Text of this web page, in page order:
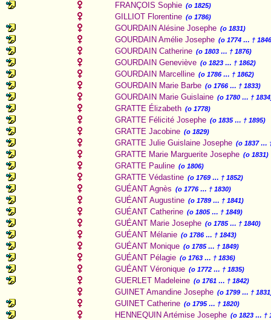
FRANÇOIS Sophie (o 1825)
GILLIOT Florentine (o 1786)
GOURDAIN Alésine Josephe (o 1831)
GOURDAIN Amélie Josephe (o 1774 … †
GOURDAIN Catherine (o 1803 … † 1876)
GOURDAIN Geneviève (o 1823 … † 1862)
GOURDAIN Marcelline (o 1786 … † 1862)
GOURDAIN Marie Barbe (o 1766 … † 1833)
GOURDAIN Marie Guislaine (o 1780 … †
GRATTE Élizabeth (o 1778)
GRATTE Félicité Josephe (o 1835 … † 1895)
GRATTE Jacobine (o 1829)
GRATTE Julie Guislaine Josephe (o 1837 …
GRATTE Marie Marguerite Josephe (o 1831)
GRATTE Pauline (o 1806)
GRATTE Védastine (o 1769 … † 1852)
GUÉANT Agnès (o 1776 … † 1830)
GUÉANT Augustine (o 1789 … † 1841)
GUÉANT Catherine (o 1805 … † 1849)
GUÉANT Marie Josephe (o 1785 … † 1840)
GUÉANT Mélanie (o 1786 … † 1843)
GUÉANT Monique (o 1785 … † 1849)
GUÉANT Pélagie (o 1763 … † 1836)
GUÉANT Véronique (o 1772 … † 1835)
GUERLET Madeleine (o 1761 … † 1842)
GUINET Amandine Josephe (o 1799 … †
GUINET Catherine (o 1795 … † 1820)
HENNEQUIN Artémise Josephe (o 1823 … †